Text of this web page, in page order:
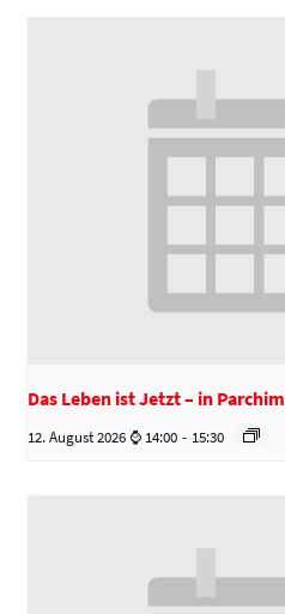
Das Leben ist Jetzt – in Parchim
12. August 2026 ⌚ 14:00 - 15:30